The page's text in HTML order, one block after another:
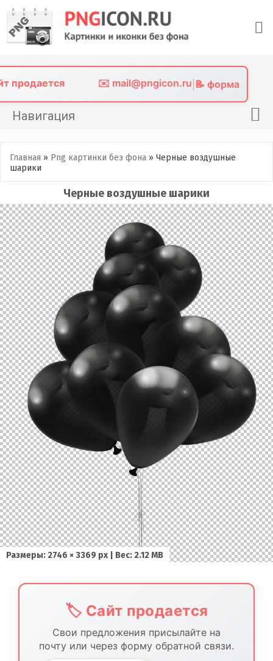
content
продается ✉️ mail@pngicon.ru 📝 форма
Навигация
Png иконки
Фото без фона
Контакты
Главная » Png картинки без фона » Черные воздушные
шарики
Черные воздушные шарики
Размеры: 2746 × 3369 px | Вес: 2.12 MB
🏷️ Сайт продается
Свои предложения присылайте на
почту или через форму обратной связи.